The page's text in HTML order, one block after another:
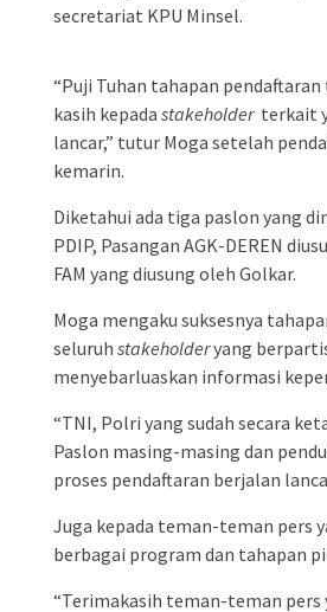
secretariat KPU Minsel.
“Puji Tuhan tahapan
kasih kepada stakeholderterkait
lancar,” tutur Moga setelah
kemarin.
Diketahui ada tiga paslon yang
PDIP, Pasangan AGK-DEREN
FAM yang diusung oleh Golkar.
Moga mengaku suksesnya
seluruh stakeholderyang
menyebarluaskan informasi
“TNI, Polri yang sudah secara
Paslon masing-masing dan
proses pendaftaran berjalan
Juga kepada teman-teman pers
berbagai program dan tahapan
“Terimakasih teman-teman